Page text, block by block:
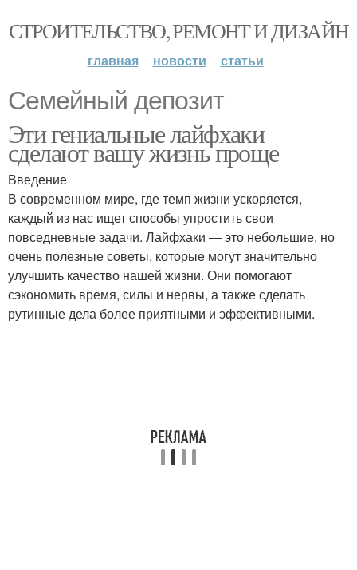
СТРОИТЕЛЬСТВО, РЕМОНТ И ДИЗАЙН
главная новости статьи
Семейный депозит
Эти гениальные лайфхаки
сделают вашу жизнь проще
Введение
В современном мире, где темп жизни ускоряется,
каждый из нас ищет способы упростить свои
повседневные задачи. Лайфхаки — это небольшие, но
очень полезные советы, которые могут значительно
улучшить качество нашей жизни. Они помогают
сэкономить время, силы и нервы, а также сделать
рутинные дела более приятными и эффективными.